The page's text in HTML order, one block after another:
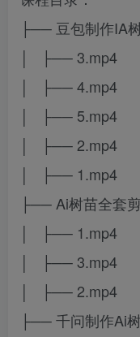
├── 豆包制作IA
│ ├── 3.mp4
│ ├── 4.mp4
│ ├── 5.mp4
│ ├── 2.mp4
│ ├── 1.mp4
├── Ai树苗全套
│ ├── 1.mp4
│ ├── 3.mp4
│ ├── 2.mp4
├── 千问制作Ai